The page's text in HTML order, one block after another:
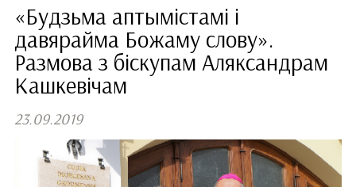
«Будзьма аптымістамі і
давярайма Божаму слову».
Размова з біскупам Аляксандрам
Кашкевічам
23.09.2019